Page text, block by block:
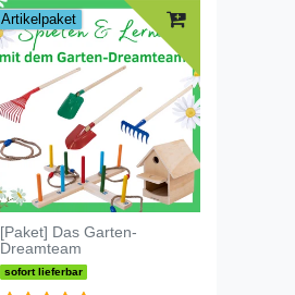
Artikelpaket
[Paket] Das Garten-
Dreamteam
sofort lieferbar